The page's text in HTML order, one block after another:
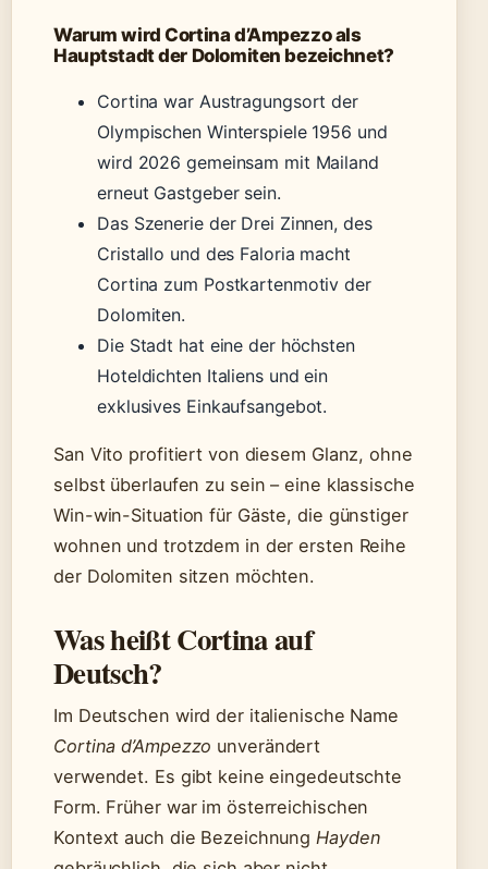
Warum wird Cortina d’Ampezzo als
Hauptstadt der Dolomiten bezeichnet?
Cortina war Austragungsort der
Olympischen Winterspiele 1956 und
wird 2026 gemeinsam mit Mailand
erneut Gastgeber sein.
Das Szenerie der Drei Zinnen, des
Cristallo und des Faloria macht
Cortina zum Postkartenmotiv der
Dolomiten.
Die Stadt hat eine der höchsten
Hoteldichten Italiens und ein
exklusives Einkaufsangebot.
San Vito profitiert von diesem Glanz, ohne
selbst überlaufen zu sein – eine klassische
Win-win-Situation für Gäste, die günstiger
wohnen und trotzdem in der ersten Reihe
der Dolomiten sitzen möchten.
Was heißt Cortina auf
Deutsch?
Im Deutschen wird der italienische Name
Cortina d’Ampezzo unverändert
verwendet. Es gibt keine eingedeutschte
Form. Früher war im österreichischen
Kontext auch die BezeichnungHayden